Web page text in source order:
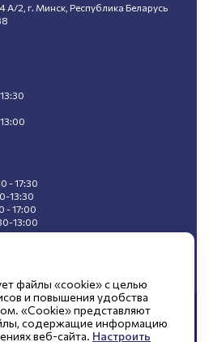
А/2, г. Минск, Республика Беларусь
- 17:30
13:30
17:00
13:00
ходе
общество
файлы «cookie» с целью
и повышения удобства
«Cookie» представляют
содержащие информацию
веб-сайта. Настроить